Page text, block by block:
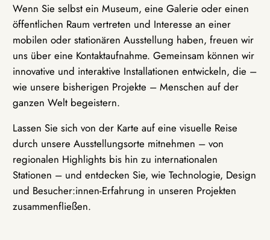
Wenn Sie selbst ein Museum, eine Galerie oder einen
öffentlichen Raum vertreten und Interesse an einer
mobilen oder stationären Ausstellung haben, freuen wir
uns über eine Kontaktaufnahme. Gemeinsam können wir
innovative und interaktive Installationen entwickeln, die –
wie unsere bisherigen Projekte – Menschen auf der
ganzen Welt begeistern.
Lassen Sie sich von der Karte auf eine visuelle Reise
durch unsere Ausstellungsorte mitnehmen – von
regionalen Highlights bis hin zu internationalen
Stationen – und entdecken Sie, wie Technologie, Design
und Besucher:innen-Erfahrung in unseren Projekten
zusammenfließen.